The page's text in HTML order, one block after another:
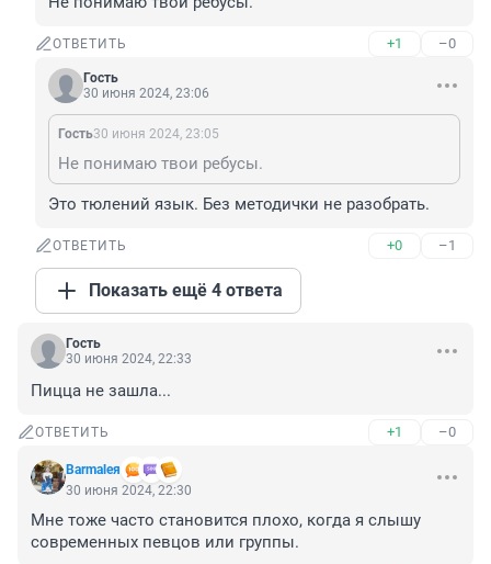
ОТВЕТИТЬ +1 –0
Гость
30 июня 2024, 23:06
Гость30 июня 2024, 23:05
Не понимаю твои ребусы.
Это тюлений язык. Без методички не разобрать.
ОТВЕТИТЬ +0 –1
Показать ещё 4 ответа
Гость
30 июня 2024, 22:33
Пицца не зашла...
ОТВЕТИТЬ +1 –0
Barmaleя
30 июня 2024, 22:30
Мне тоже часто становится плохо, когда я слышу
современных певцов или группы.